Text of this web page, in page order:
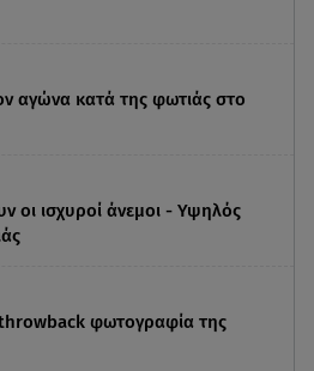
αγώνα κατά της φωτιάς στο
οι ισχυροί άνεμοι - Υψηλός
φωτογραφία της